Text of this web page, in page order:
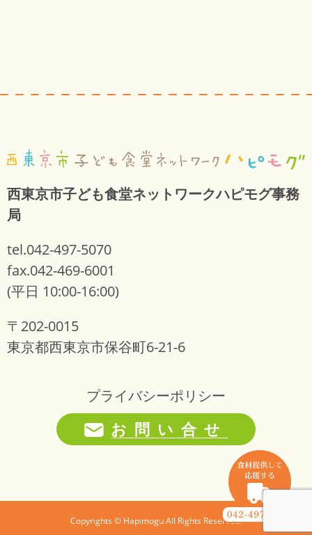
西東京市子ども食堂ネットワークハピモグ事務
局
tel.042-497-5070
fax.042-469-6001
(平日 10:00-16:00)
〒202-0015
東京都西東京市保谷町6-21-6
プライバシーポリシー
お問い合せ
Copyrights © Hapimogu All Rights Reserved.